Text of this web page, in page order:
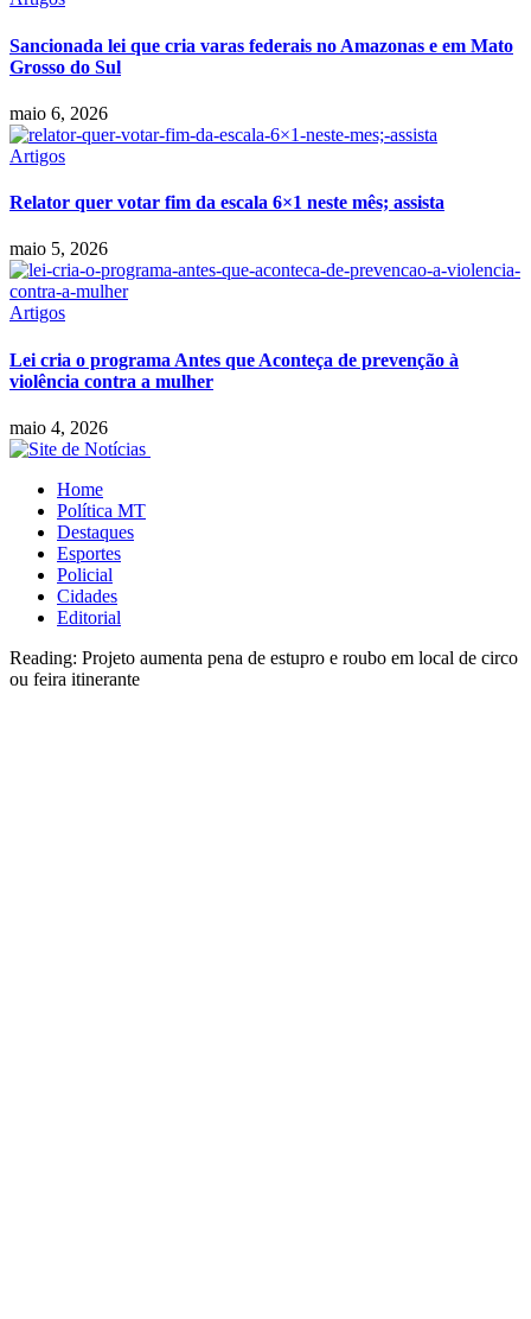
Sancionada lei que cria varas federais no Amazonas e em Mato
Grosso do Sul
maio 6, 2026
Artigos
Relator quer votar fim da escala 6×1 neste mês; assista
maio 5, 2026
Artigos
Lei cria o programa Antes que Aconteça de prevenção à
violência contra a mulher
maio 4, 2026
Home
Política MT
Destaques
Esportes
Policial
Cidades
Editorial
Reading: Projeto aumenta pena de estupro e roubo em local de circo
ou feira itinerante